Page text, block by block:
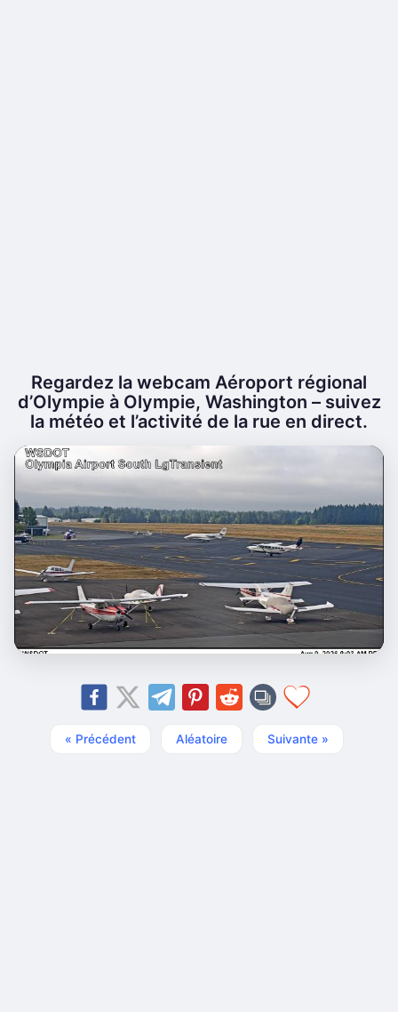
Regardez la webcam Aéroport régional
d’Olympie à Olympie, Washington – suivez
la météo et l’activité de la rue en direct.
« Précédent Aléatoire Suivante »